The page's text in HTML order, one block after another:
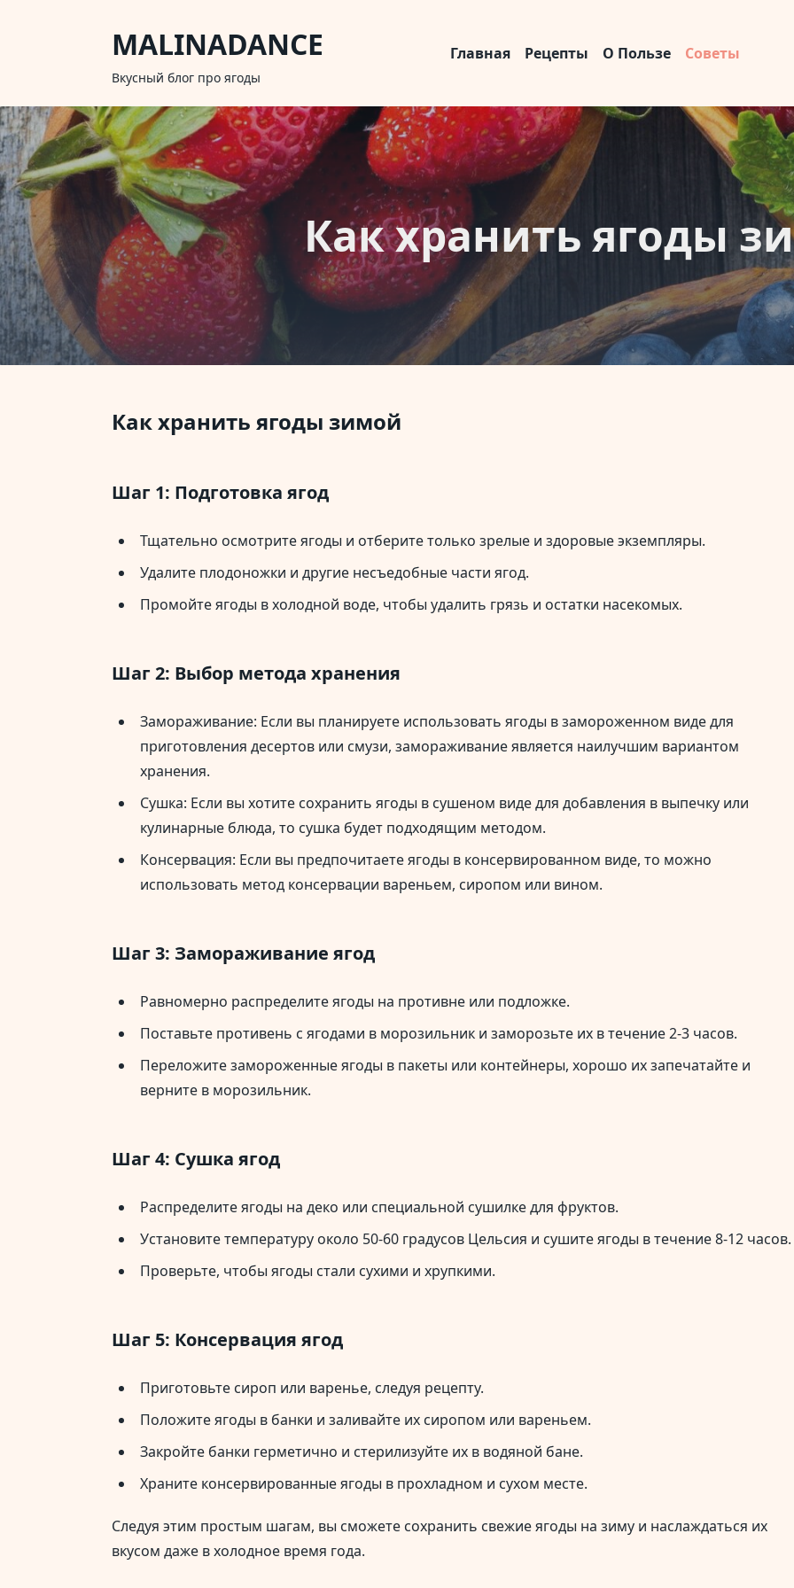
MALINADANCE
Вкусный блог про ягоды
Главная Рецепты О Пользе Советы
Как хранить ягоды
Как хранить ягоды зимой
Шаг 1: Подготовка ягод
Тщательно осмотрите ягоды и отберите только зрелые и здоровые экземпляры.
Удалите плодоножки и другие несъедобные части ягод.
Промойте ягоды в холодной воде, чтобы удалить грязь и остатки насекомых.
Шаг 2: Выбор метода хранения
Замораживание: Если вы планируете использовать ягоды в замороженном виде для
приготовления десертов или смузи, замораживание является наилучшим вариантом
хранения.
Сушка: Если вы хотите сохранить ягоды в сушеном виде для добавления в выпечку или
кулинарные блюда, то сушка будет подходящим методом.
Консервация: Если вы предпочитаете ягоды в консервированном виде, то можно
использовать метод консервации вареньем, сиропом или вином.
Шаг 3: Замораживание ягод
Равномерно распределите ягоды на противне или подложке.
Поставьте противень с ягодами в морозильник и заморозьте их в течение 2-3 часов.
Переложите замороженные ягоды в пакеты или контейнеры, хорошо их запечатайте и
верните в морозильник.
Шаг 4: Сушка ягод
Распределите ягоды на деко или специальной сушилке для фруктов.
Установите температуру около 50-60 градусов Цельсия и сушите ягоды в течение 8-12 часов.
Проверьте, чтобы ягоды стали сухими и хрупкими.
Шаг 5: Консервация ягод
Приготовьте сироп или варенье, следуя рецепту.
Положите ягоды в банки и заливайте их сиропом или вареньем.
Закройте банки герметично и стерилизуйте их в водяной бане.
Храните консервированные ягоды в прохладном и сухом месте.
Следуя этим простым шагам, вы сможете сохранить свежие ягоды на зиму и наслаждаться их
вкусом даже в холодное время года.